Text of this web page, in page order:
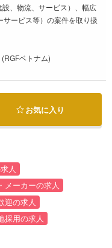
、物流、サービス）、幅広
ービス等）の案件を取り扱
ベトナム)
お気に入り
人
メーカーの求人
迎の求人
採用の求人